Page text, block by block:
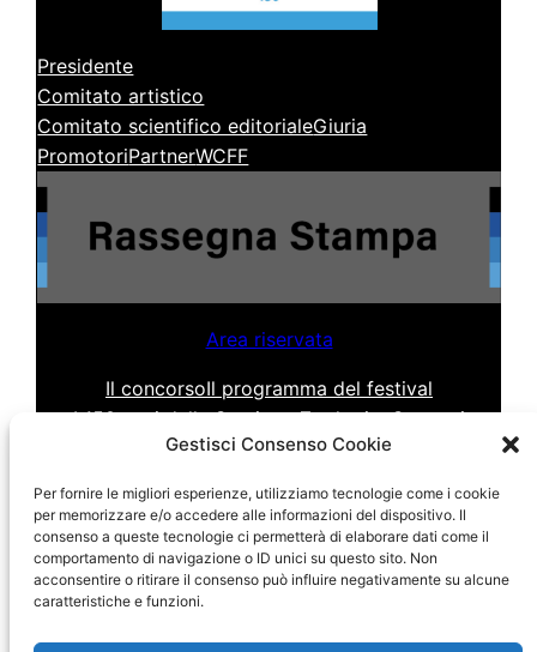
Gestisci Consenso Cookie
Per fornire le migliori esperienze, utilizziamo tecnologie come i cookie
per memorizzare e/o accedere alle informazioni del dispositivo. Il
consenso a queste tecnologie ci permetterà di elaborare dati come il
comportamento di navigazione o ID unici su questo sito. Non
acconsentire o ritirare il consenso può influire negativamente su alcune
caratteristiche e funzioni.
Presidente
Comitato artistico
Comitato scientifico editorialeGiuria
PromotoriPartnerWCFF
Area riservata
Il concorsoIl programma del festival
I 150 anni della Stazione ZoologicaContatti